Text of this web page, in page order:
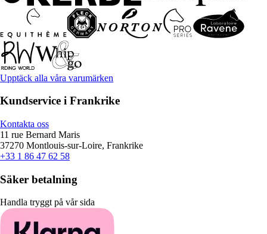
Upptäck alla våra varumärken
Kundservice i Frankrike
Kontakta oss
11 rue Bernard Maris
37270 Montlouis-sur-Loire, Frankrike
+33 1 86 47 62 58
Säker betalning
Handla tryggt på vår sida